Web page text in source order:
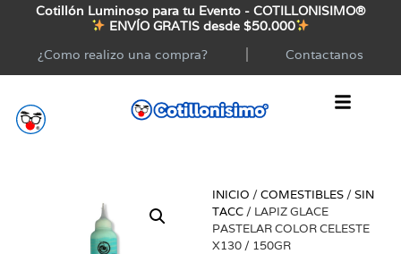
Cotillón Luminoso para tu Evento - COTILLONISIMO®
ENVÍO GRATIS desde $50.000
¿Como realizo una compra?
Contactanos
INICIO /COMESTIBLES /SIN
TACC / LAPIZ GLACE
PASTELAR COLOR CELESTE
X130 / 150GR